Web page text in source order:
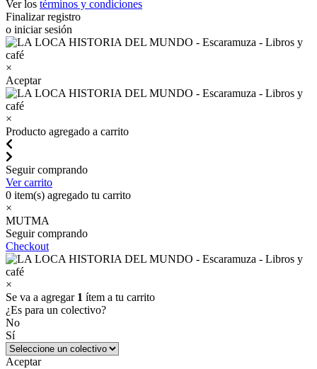
Ver los términos y condiciones
Finalizar registro
o iniciar sesión
×
Aceptar
×
Producto agregado a carrito
Seguir comprando
Ver carrito
0 item(s) agregado tu carrito
×
MUTMA
Seguir comprando
Checkout
×
Se va a agregar 1 ítem a tu carrito
¿Es para un colectivo?
No
Sí
Aceptar